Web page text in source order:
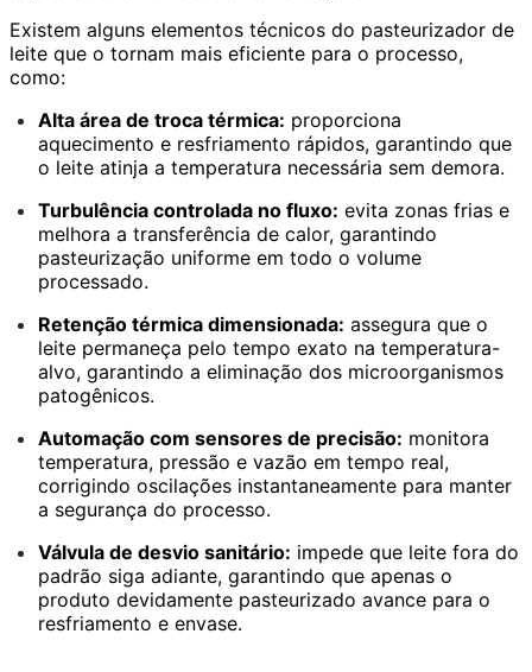
Existem alguns elementos técnicos do pasteurizador de
leite que o tornam mais eficiente para o processo,
como:
Alta área de troca térmica: proporciona
aquecimento e resfriamento rápidos, garantindo que
o leite atinja a temperatura necessária sem demora.
Turbulência controlada no fluxo: evita zonas frias e
melhora a transferência de calor, garantindo
pasteurização uniforme em todo o volume
processado.
Retenção térmica dimensionada: assegura que o
leite permaneça pelo tempo exato na temperatura-
alvo, garantindo a eliminação dos microorganismos
patogênicos.
Automação com sensores de precisão: monitora
temperatura, pressão e vazão em tempo real,
corrigindo oscilações instantaneamente para manter
a segurança do processo.
Válvula de desvio sanitário: impede que leite fora do
padrão siga adiante, garantindo que apenas o
produto devidamente pasteurizado avance para o
resfriamento e envase.